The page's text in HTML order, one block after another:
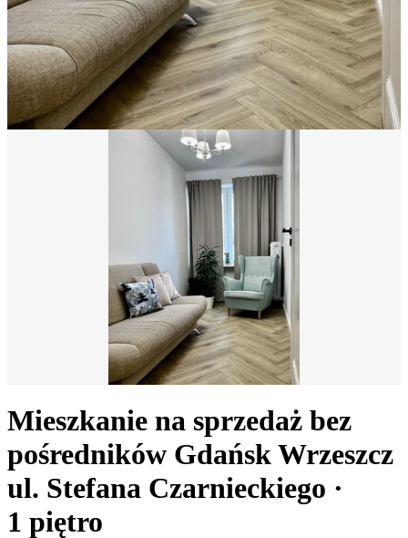
Mieszkanie na sprzedaż bez
pośredników Gdańsk Wrzeszcz
ul. Stefana Czarnieckiego ·
1 piętro